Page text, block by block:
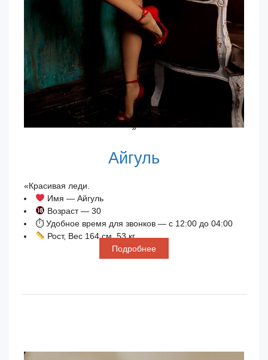
»
Айгуль
«Красивая леди.
Имя — Айгуль
Возраст — 30
⏱ Удобное время для звонков — с 12:00 до 04:00
Рост, Вес 164 см, 53 кг
Подробнее